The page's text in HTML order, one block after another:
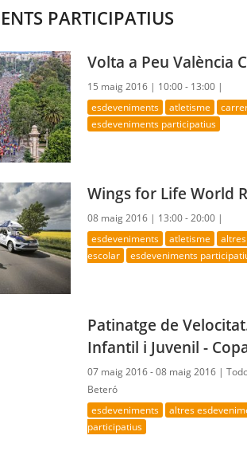
PARTICIPATIUS
Volta a Peu València
15 maig 2016 | 10:00 - 13:00 |
esdeveniments atletisme
esdeveniments participatius
Wings for Life World
08 maig 2016 | 13:00 - 20:00 |
esdeveniments atletisme
escolar
esdeveniments
Patinatge de
Infantil i Juvenil -
07 maig 2016 - 08 maig 2016 |
Beteró
esdeveniments altres
participatius